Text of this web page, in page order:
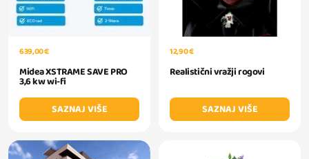
639,00 €
Midea XSTRAME SAVE PRO
3,6 kw wi-fi
SAZNAJ VIŠE
12,90 €
Realistični vražji rogovi
SAZNAJ VIŠE